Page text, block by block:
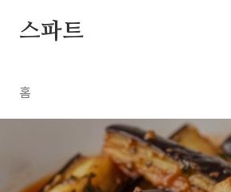
스파트
홈